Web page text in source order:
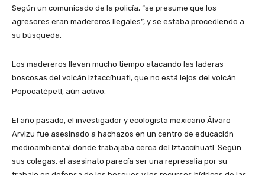
Según un comunicado de la policía, “se presume que los
agresores eran madereros ilegales”, y se estaba procediendo a
su búsqueda.
Los madereros llevan mucho tiempo atacando las laderas
boscosas del volcán Iztaccíhuatl, que no está lejos del volcán
Popocatépetl, aún activo.
El año pasado, el investigador y ecologista mexicano Álvaro
Arvizu fue asesinado a hachazos en un centro de educación
medioambiental donde trabajaba cerca del Iztaccíhuatl. Según
sus colegas, el asesinato parecía ser una represalia por su